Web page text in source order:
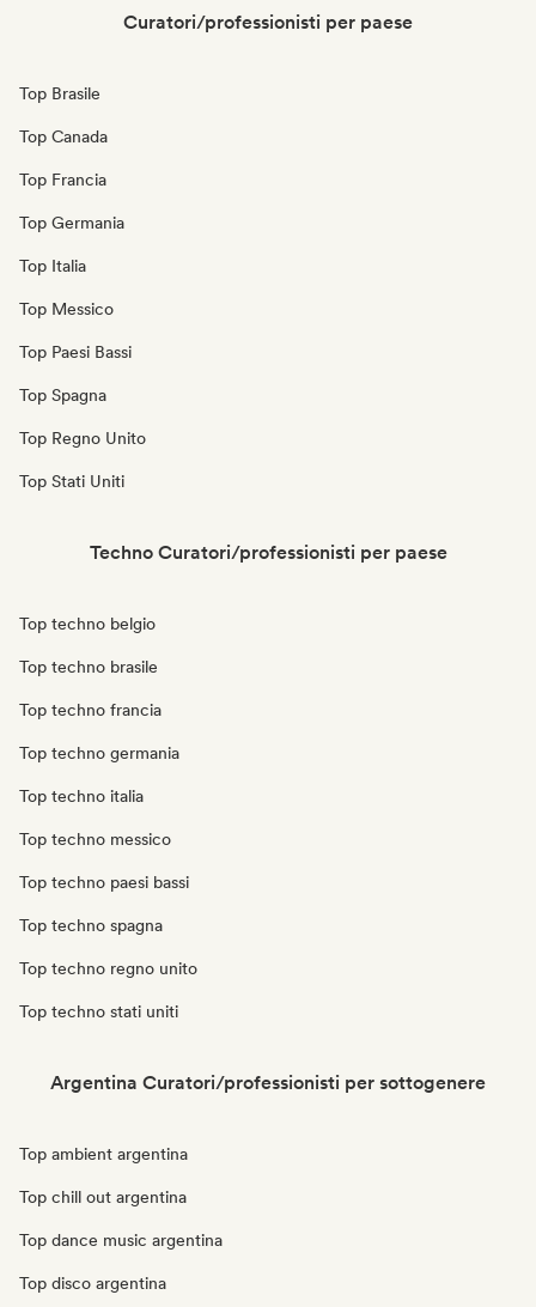
Curatori/professionisti per paese
Top Brasile
Top Canada
Top Francia
Top Germania
Top Italia
Top Messico
Top Paesi Bassi
Top Spagna
Top Regno Unito
Top Stati Uniti
Techno Curatori/professionisti per paese
Top techno belgio
Top techno brasile
Top techno francia
Top techno germania
Top techno italia
Top techno messico
Top techno paesi bassi
Top techno spagna
Top techno regno unito
Top techno stati uniti
Argentina Curatori/professionisti per sottogenere
Top ambient argentina
Top chill out argentina
Top dance music argentina
Top disco argentina